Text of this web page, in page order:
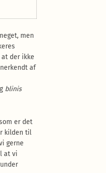
men
der ikke
af
blinis
er det
kilden til
gerne
at vi